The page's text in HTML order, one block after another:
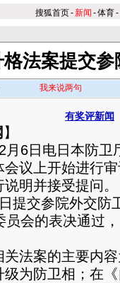
搜狐首页-新闻 -体育-
格法案提交
我来说两句
有奖评新闻
】
日电日本防卫
会议上开始进行
明并接受提问。
交参院外交防
员会的表决通过
案的主要内容
为防卫相；在